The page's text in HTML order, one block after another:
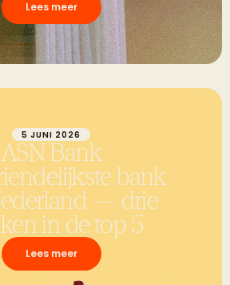
Lees meer
5 JUNI 2026
ASN Bank
bank
— drie
in de top 5
Lees meer